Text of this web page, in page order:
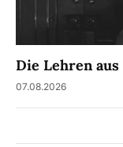
Die Lehren
07.08.2026